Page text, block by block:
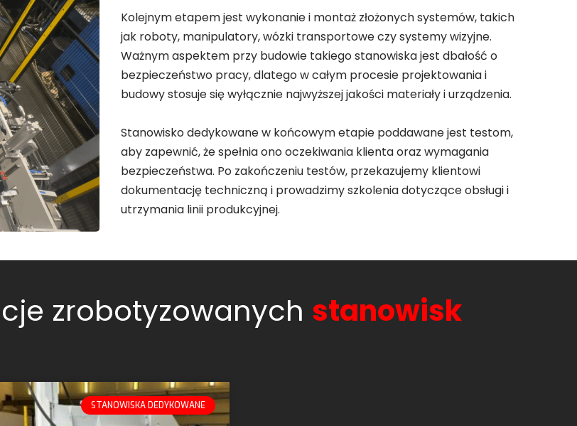
Kolejnym etapem jest wykonanie i montaż złożonych systemów, takich
jak roboty, manipulatory, wózki transportowe czy systemy wizyjne.
Ważnym aspektem przy budowie takiego stanowiska jest dbałość o
bezpieczeństwo pracy, dlatego w całym procesie projektowania i
budowy stosuje się wyłącznie najwyższej jakości materiały i urządzenia.
Stanowisko dedykowane w końcowym etapie poddawane jest testom,
aby zapewnić, że spełnia ono oczekiwania klienta oraz wymagania
bezpieczeństwa. Po zakończeniu testów, przekazujemy klientowi
dokumentację techniczną i prowadzimy szkolenia dotyczące obsługi i
utrzymania linii produkcyjnej.
zrobotyzowanych stanowisk
STANOWISKA DEDYKOWANE